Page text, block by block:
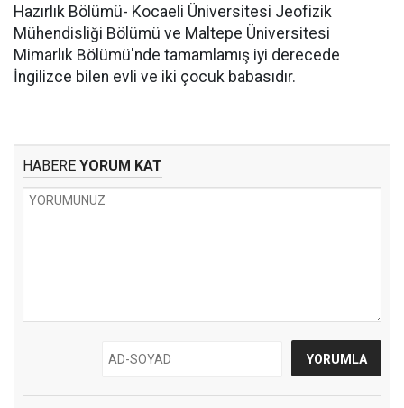
Hazırlık Bölümü- Kocaeli Üniversitesi Jeofizik
Mühendisliği Bölümü ve Maltepe Üniversitesi
Mimarlık Bölümü'nde tamamlamış iyi derecede
İngilizce bilen evli ve iki çocuk babasıdır.
HABERE YORUM KAT